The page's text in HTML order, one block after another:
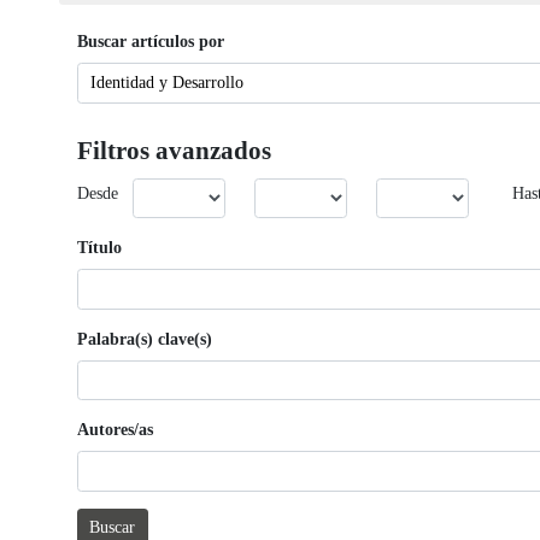
Buscar artículos por
Filtros avanzados
Desde
Título
Palabra(s) clave(s)
Autores/as
Buscar